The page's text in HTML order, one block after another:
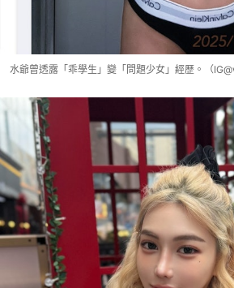
水爺曾透露「乖學生」變「問題少女」經歷。（